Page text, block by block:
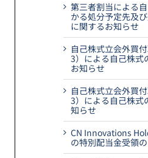
第三者割当による
かる処分予定先及
に関するお知らせ
自己株式立会外買
3）による自己株式
お知らせ
自己株式立会外買
3）による自己株式
知らせ
CN Innovations
の特別配当金受領